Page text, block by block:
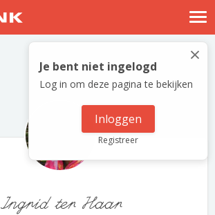
Nostalgische verhalen
Log in
Meld je gratis aan
×
Je bent niet ingelogd
Log in om deze pagina te bekijken
Inloggen
Registreer
Ingrid ter Haar